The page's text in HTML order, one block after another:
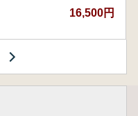
16,500円